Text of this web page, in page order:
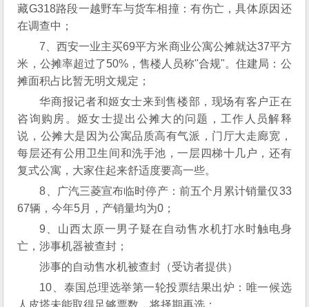
藏G318路段一越野车与货车相撞：有伤亡，具体原因还
在调查中；
7、西安一业主买69平方米商业公寓公摊就达37平方
米，公摊率超过了50%，售楼人员称"合规"。住建局：公
摊面积占比暂无明文规定；
华商报记者和姬女士来到售楼部，现场有客户正在
咨询购房。姬女士提出公摊大的问题，工作人员解释
说，公摊大是因为公寓品质高有气派，门厅大走廊宽，
每层还有公用卫生间和洗手池，一层四梯十几户，还有
复式公寓，大家住起来舒适度要高一些。
8、广汽三菱宣布临时停产：前五个月累计销量仅33
67辆，今年5月，产销量均为0；
9、山西太原一男子疑在自动售水机打水时触电身
亡，涉事机器被查封；
涉事的自动售水机被查封（受访者提供）
10、泰国总理选举第一轮投票结果出炉：唯一候选
人皮塔未能取得足够票数，将择期再选；